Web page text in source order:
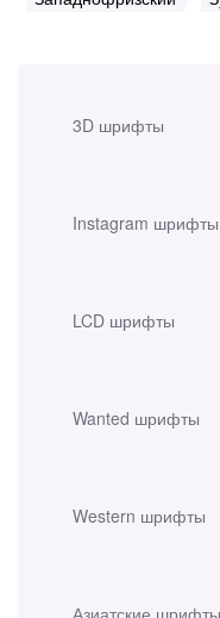
3D шрифты
Instagram шрифты
LCD шрифты
Wanted шрифты
Western шрифты
Азиатские шрифты